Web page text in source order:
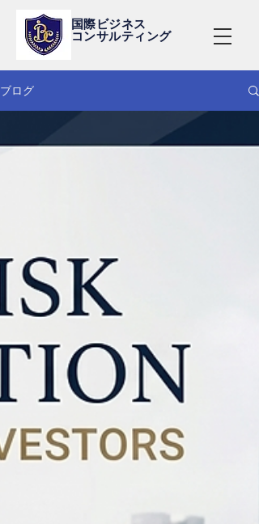
国際ビジネス
コンサルティング
ブログ